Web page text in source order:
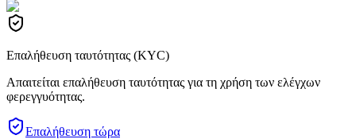
Επαλήθευση ταυτότητας (KYC)
Απαιτείται επαλήθευση ταυτότητας για τη χρήση των ελέγχων
φερεγγυότητας.
Επαλήθευση τώρα